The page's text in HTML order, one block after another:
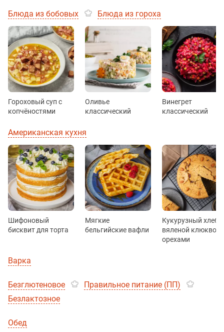
Блюда из бобовых Блюда из гороха
Гороховый суп с
копчёностями
Оливье
классический
Винегрет
классический
Американская кухня
Шифоновый
бисквит для торта
Мягкие
бельгийские вафли
Кукурузный хлеб с
вяленой клюквой
орехами
Варка
Безглютеновое
Правильное питание (ПП)
Безлактозное
Обед